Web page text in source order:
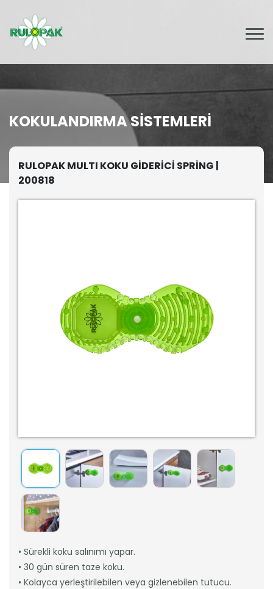
KOKULANDIRMA SISTEMLERI
RULOPAK MULTI KOKU GİDERİCİ SPRİNG |
200818
• Sürekli koku salınımı yapar.
• 30 gün süren taze koku.
• Kolayca yerleştirilebilen veya gizlenebilen tutucu.